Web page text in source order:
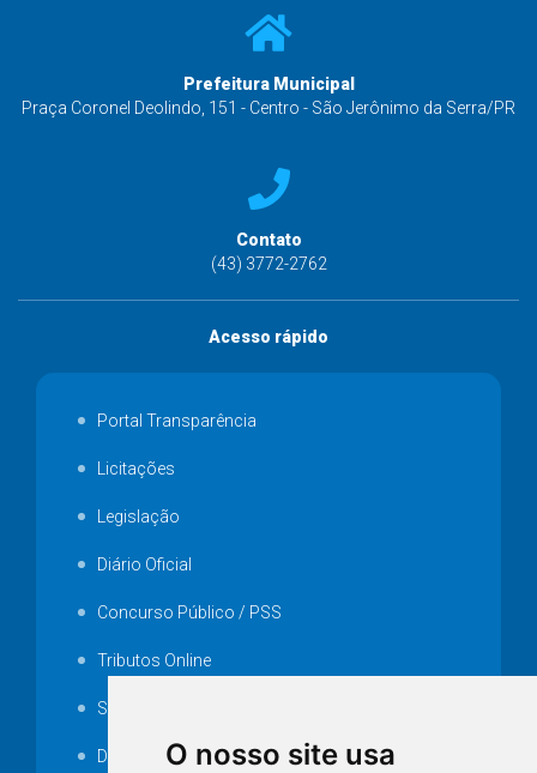
O nosso site usa
Prefeitura Municipal
Praça Coronel Deolindo, 151 - Centro - São Jerônimo da Serra/PR
Contato
(43) 3772-2762
Acesso rápido
Portal Transparência
Licitações
Legislação
Diário Oficial
Concurso Público / PSS
Tributos Online
Serviços ISS-E
Decretos